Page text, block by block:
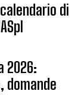
di
2026:
domande